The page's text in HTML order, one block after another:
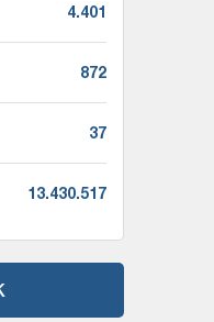
4.401
872
37
13.430.517